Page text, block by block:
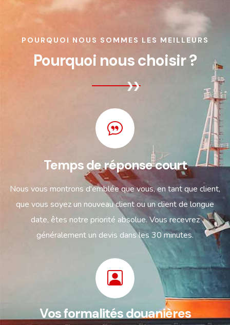
POURQUOI NOUS SOMMES LES MEILLEURS
Pourquoi nous choisir ?
Temps de réponse court
Nous vous montrons d'emblée que vous, en tant que client,
que vous soyez un nouveau client ou un client de longue
date, êtes notre priorité absolue. Vous recevrez
généralement un devis dans les 30 minutes.
Vos formalités douanières